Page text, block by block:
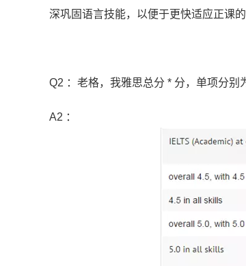
深巩固语言技能，以便于更快适应正课的
Q2 ：老格，我雅思总分 * 分，单项分
A2 ：